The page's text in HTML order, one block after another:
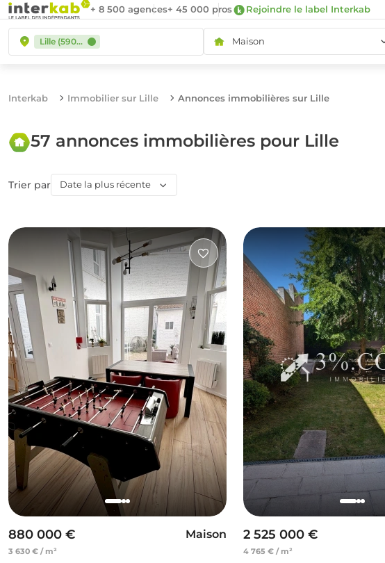
+ 8 500 agences+ 45 000 pros Rejoindre le label Interkab
Lille (59000) Maison
Interkab Immobilier sur Lille Annonces immobilières sur Lille
57 annonces immobilières pour Lille
Trier par Date la plus récente
880 000 €
3 630 € / m²
Maison 2 525 000 €
4 765 € / m²